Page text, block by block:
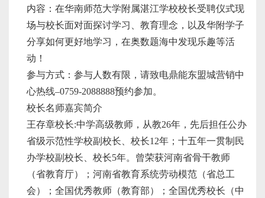
内容：在华南师范大学附属湛江学校校长受聘仪式现
场与校长面对面探讨学习、教育理念，以及华附学子
分享如何更好地学习，在奥数题海中发现乐趣等活
动！
参与方式：参与人数有限，请致电鼎能东盟城营销中
心热线–0759-2088888预约参加。
校长名师嘉宾简介
王存章校长:中学高级教师，从教26年，先后担任公办
省级示范性学校副校长、校长12年；十五年一贯制民
办学校副校长、校长5年。曾荣获河南省骨干教师
（省教育厅）；河南省教育系统劳动模范（省总工
会）；全国优秀教师（教育部）；全国优秀校长（中